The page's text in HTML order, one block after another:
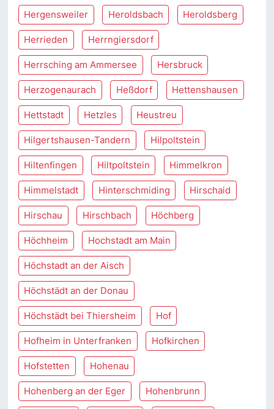
Hergensweiler Heroldsbach Heroldsberg
Herrieden Herrngiersdorf
Herrsching am Ammersee Hersbruck
Herzogenaurach Heßdorf Hettenshausen
Hettstadt Hetzles Heustreu
Hilgertshausen-Tandern Hilpoltstein
Hiltenfingen Hiltpoltstein Himmelkron
Himmelstadt Hinterschmiding Hirschaid
Hirschau Hirschbach Höchberg
Höchheim Hochstadt am Main
Höchstadt an der Aisch
Höchstädt an der Donau
Höchstädt bei Thiersheim Hof
Hofheim in Unterfranken Hofkirchen
Hofstetten Hohenau
Hohenberg an der Eger Hohenbrunn